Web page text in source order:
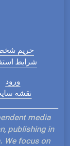
حریم
شرایط
ورود
نقشه
media
publishing in
We focus on